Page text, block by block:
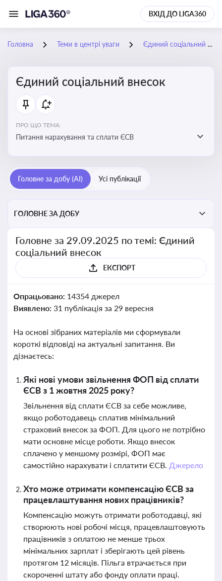
ВХІД ДО LIGA360
Головна Теми в центрі уваги Єдиний соціальний внесок
Єдиний соціальний внесок
ПРО ЩО ТЕМА:
Питання нарахування та сплати ЄСВ
Головне за добу (AI) Усі публікації
ГОЛОВНЕ ЗА ДОБУ
Головне за 29.09.2025 по темі: Єдиний
соціальний внесок
ЕКСПОРТ
Опрацьовано: 14354 джерел
Виявлено: 31 публікація за 29 вересня
На основі зібраних матеріалів ми сформували
короткі відповіді на актуальні запитання. Ви
дізнаєтесь:
Які нові умови звільнення ФОП від сплати
ЄСВ з 1 жовтня 2025 року?
Звільнення від сплати ЄСВ за себе можливе,
якщо роботодавець сплатив мінімальний
страховий внесок за ФОП. Для цього не потрібно
мати основне місце роботи. Якщо внесок
сплачено у меншому розмірі, ФОП має
самостійно нарахувати і сплатити ЄСВ. Джерело
Хто може отримати компенсацію ЄСВ за
працевлаштування нових працівників?
Компенсацію можуть отримати роботодавці, які
створюють нові робочі місця, працевлаштовують
працівників з оплатою не менше трьох
мінімальних зарплат і зберігають цей рівень
протягом 12 місяців. Пільга втрачається при
скороченні штату або фонду оплати праці.